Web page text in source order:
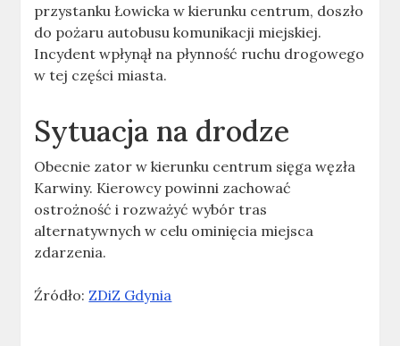
przystanku Łowicka w kierunku centrum, doszło
do pożaru autobusu komunikacji miejskiej.
Incydent wpłynął na płynność ruchu drogowego
w tej części miasta.
Sytuacja na drodze
Obecnie zator w kierunku centrum sięga węzła
Karwiny. Kierowcy powinni zachować
ostrożność i rozważyć wybór tras
alternatywnych w celu ominięcia miejsca
zdarzenia.
Źródło:ZDiZ Gdynia